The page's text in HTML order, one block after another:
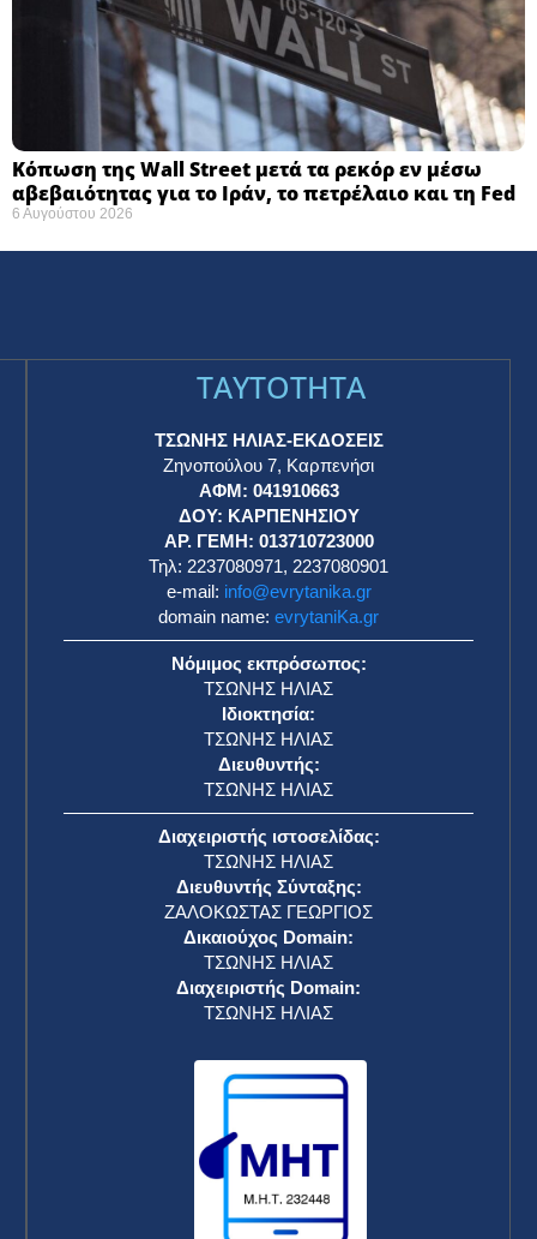
Κόπωση της Wall Street μετά τα ρεκόρ εν μέσω
αβεβαιότητας για το Ιράν, το πετρέλαιο και τη Fed
6 Αυγούστου 2026
TAYTOTHTA
ΤΣΩΝΗΣ ΗΛΙΑΣ-ΕΚΔΟΣΕΙΣ
Ζηνοπούλου 7, Καρπενήσι
ΑΦΜ: 041910663
ΔΟΥ: ΚΑΡΠΕΝΗΣΙΟΥ
ΑΡ. ΓΕΜΗ: 013710723000
Τηλ: 2237080971, 2237080901
e-mail: info@evrytanika.gr
domain name: evrytaniKa.gr
Νόμιμος εκπρόσωπος:
ΤΣΩΝΗΣ ΗΛΙΑΣ
Ιδιοκτησία:
ΤΣΩΝΗΣ ΗΛΙΑΣ
Διευθυντής:
ΤΣΩΝΗΣ ΗΛΙΑΣ
Διαχειριστής ιστοσελίδας:
ΤΣΩΝΗΣ ΗΛΙΑΣ
Διευθυντής Σύνταξης:
ΖΑΛΟΚΩΣΤΑΣ ΓΕΩΡΓΙΟΣ
Δικαιούχος Domain:
ΤΣΩΝΗΣ ΗΛΙΑΣ
Διαχειριστής Domain:
ΤΣΩΝΗΣ ΗΛΙΑΣ